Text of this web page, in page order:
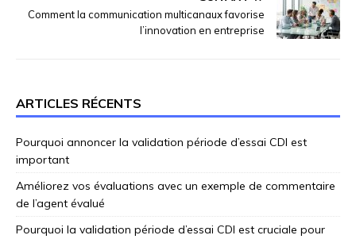
Comment la communication multicanaux favorise
l’innovation en entreprise
ARTICLES RÉCENTS
Pourquoi annoncer la validation période d’essai CDI est
important
Améliorez vos évaluations avec un exemple de commentaire
de l’agent évalué
Pourquoi la validation période d’essai CDI est cruciale pour